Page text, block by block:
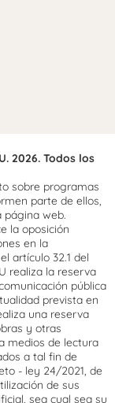
2026. Todos los
sobre programas
parte de ellos,
página web.
la oposición
en la
artículo 32.1 del
realiza la reserva
pública
prevista en
una reserva
y otras
medios de lectura
a tal fin de
- ley 24/2021, de
de sus
sea cual sea su